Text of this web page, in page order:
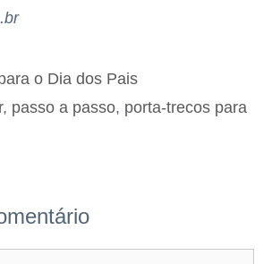
o Dia dos Pais
, passo a passo, porta-trecos para